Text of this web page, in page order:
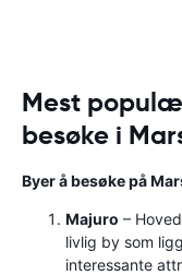
Mest
besøke i
Byer å besøke på
Majuro –
livlig by som
interessante